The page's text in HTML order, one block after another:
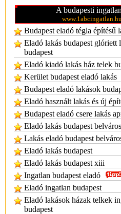
A budapesti
Budapest eladó tégla építésű
Eladó lakás budapest glóriett
budapest
Eladó kiadó lakás ház telek
Kerület budapest eladó lakás
Budapest eladó lakások
Eladó használt lakás és új
Budapest eladó csere lakás
Eladó lakás budapest belváros
Lakás eladó budapest
Eladó lakás budapest
Eladó lakás budapest xiii
Ingatlan budapest eladó
Eladó ingatlan budapest
Eladó lakások házak telkek
budapest